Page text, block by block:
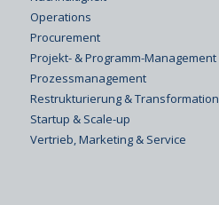
Operations
Procurement
Projekt- & Programm-Management
Prozessmanagement
Restrukturierung & Transformation
Startup & Scale-up
Vertrieb, Marketing & Service